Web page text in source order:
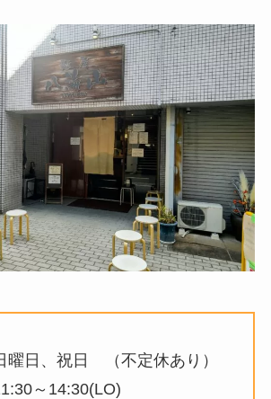
日、祝日 （不定休あり）
～14:30(LO)